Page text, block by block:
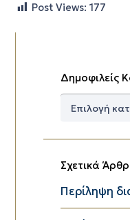
Post Views: 177
Δημοφιλείς
Δημοφιλείς
Σχετικά
Περίληψη